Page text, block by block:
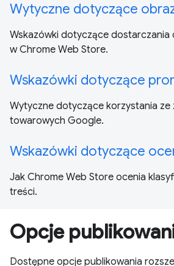
Wytyczne dotyczące
Wskazówki dotyczące
w Chrome Web Store.
Wskazówki dotyczące
Wytyczne dotyczące korzystania ze
towarowych Google.
Wskazówki dotyczące
Jak Chrome Web Store ocenia
treści.
Opcje
Dostępne opcje publikowania